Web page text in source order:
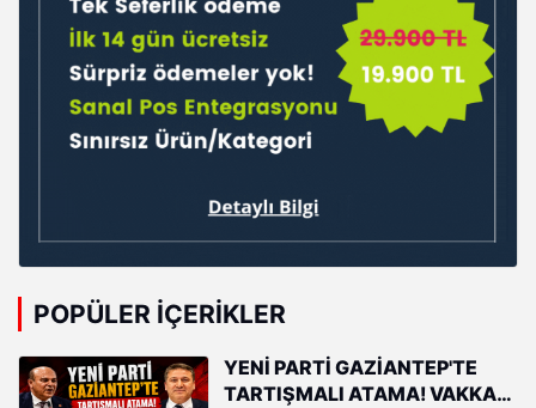
POPÜLER İÇERIKLER
YENİ PARTİ GAZİANTEP'TE
TARTIŞMALI ATAMA! VAKKAS